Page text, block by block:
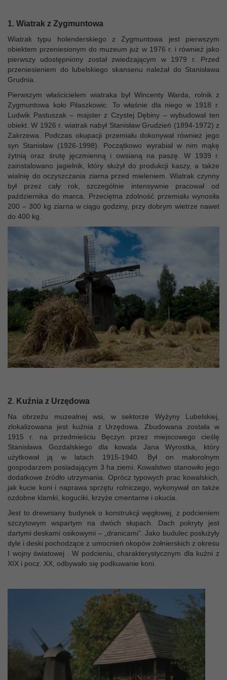
1. Wiatrak z Zygmuntowa
Wiatrak typu holenderskiego z Zygmuntowa jest pierwszym
obiektem przeniesionym do muzeum już w 1976 r. i również jako
pierwszy udostępniony został zwiedzającym w 1979 r. Przed
przeniesieniem do lubelskiego skansenu należał do Stanisława
Grudnia.
Pierwszym właścicielem wiatraka był Wincenty Warda, rolnik z
Zygmuntowa koło Pilaszkowic. To właśnie dla niego w 1918 r.
Ludwik Pastuszak – majster z Czystej Dębiny – wybudował ten
obiekt. W 1926 r. wiatrak nabył Stanisław Grudzień (1894-1972) z
Zakrzewa. Podczas okupacji przemiału dokonywał również jego
syn Stanisław (1926-1998). Początkowo wyrabiał w nim mąkę
żytnią oraz śrutę jęczmienną i owsianą na paszę. W 1939 r.
zainstalowano jagielnik, który służył do produkcji kaszy, a także
wialnię do oczyszczania ziarna przed mieleniem. Wiatrak czynny
był przez cały rok, szczególnie intensywnie pracował od
października do marca. Przeciętna zdolność przemiału wynosiła
200 – 300 kg ziarna w ciągu godziny, przy dobrym wietrze nawet
do 400 kg.
2. Kuźnia z Urzędowa
Na obrzeżu muzealnej wsi, w sektorze Wyżyny Lubelskiej,
zlokalizowana jest kuźnia z Urzędowa. Zbudowana została w
1915 r. na przedmieściu Bęczyn przez miejscowego cieślę
Stanisława Gozdalskiego dla kowala Jana Wyrostka, który
użytkował ją w latach 1915-1940. Był on małorolnym
gospodarzem posiadającym 3 ha ziemi. Kowalstwo stanowiło jego
dodatkowe źródło utrzymania. Oprócz typowych prac kowalskich,
jak kucie koni i naprawa sprzętu rolniczego, wykonywał on także
ozdobne klamki, koguciki, krzyże cmentarne i okucia.
Jest to drewniany budynek o konstrukcji węgłowej, z podcieniem
szczytowym wspartym na dwóch słupach. Dach pokryty jest
dartymi deskami osikowymi – „dranicami”. Jako budulec posłużyły
dyle i deski pochodzące z umocnień okopów żołnierskich z okresu
I wojny światowej . W podcieniu, charakterystycznym dla kuźni z
XIX i pocz. XX, odbywało się podkuwanie koni.